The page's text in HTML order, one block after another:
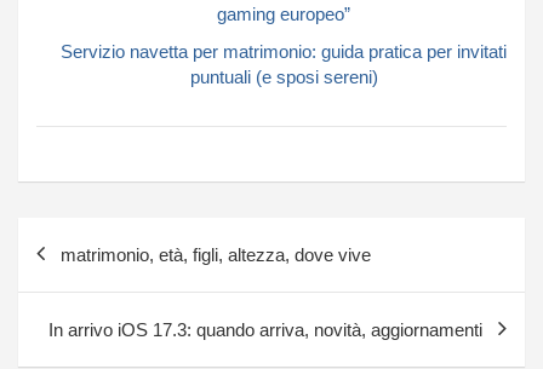
gaming europeo”
Servizio navetta per matrimonio: guida pratica per invitati
puntuali (e sposi sereni)
matrimonio, età, figli, altezza, dove vive
In arrivo iOS 17.3: quando arriva, novità, aggiornamenti